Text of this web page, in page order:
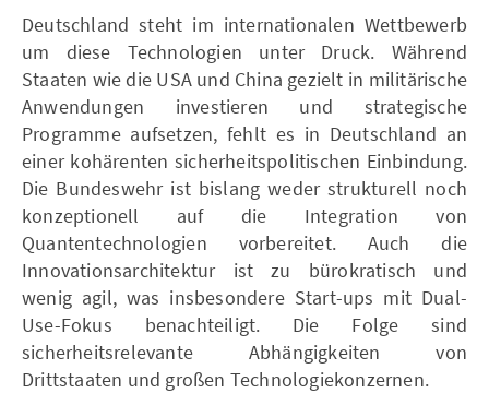
Deutschland steht im internationalen Wettbewerb
um diese Technologien unter Druck. Während
Staaten wie die USA und China gezielt in militärische
Anwendungen investieren und strategische
Programme aufsetzen, fehlt es in Deutschland an
einer kohärenten sicherheitspolitischen Einbindung.
Die Bundeswehr ist bislang weder strukturell noch
konzeptionell auf die Integration von
Quantentechnologien vorbereitet. Auch die
Innovationsarchitektur ist zu bürokratisch und
wenig agil, was insbesondere Start-ups mit Dual-
Use-Fokus benachteiligt. Die Folge sind
sicherheitsrelevante Abhängigkeiten von
Drittstaaten und großen Technologiekonzernen.